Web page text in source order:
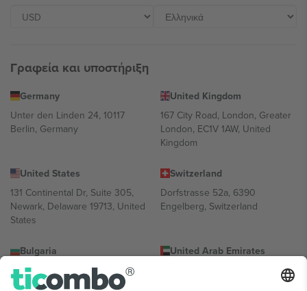
Γραφεία και υποστήριξη
Germany
Unter den Linden 24, 10117
Berlin, Germany
United Kingdom
167 City Road, London, Greater
London, EC1V 1AW, United
Kingdom
United States
131 Continental Dr, Suite 305,
Newark, Delaware 19713, United
States
Switzerland
Dorfstrasse 52a, 6390
Engelberg, Switzerland
Bulgaria
Regus Sofia City West, bul
Totleben 53-55, 1606 Sofia,
United Arab Emirates
UAE Dubai Silicon Oasis, DDP
Building A1, Office 302, Dubai,